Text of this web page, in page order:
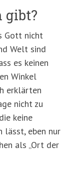
gibt?
Gott nicht
Welt sind
es keinen
Winkel
erklärten
nicht zu
keine
lässt, eben nur
als „Ort der